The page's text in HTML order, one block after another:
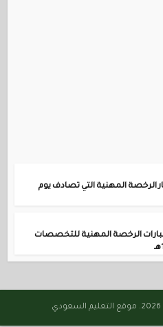
الرخصة المهنية التي تصادف يوم
الرخصة المهنية للتخصصات